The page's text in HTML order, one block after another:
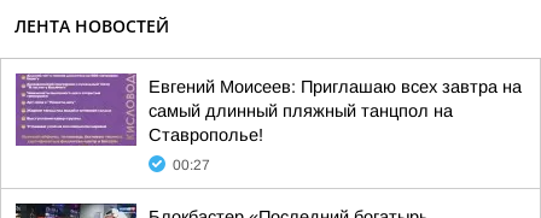
ЛЕНТА НОВОСТЕЙ
Евгений Моисеев: Приглашаю всех завтра на
самый длинный пляжный танцпол на
Ставрополье!
00:27